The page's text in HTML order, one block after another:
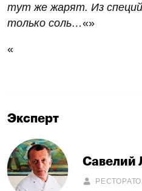
тут же жарят. Из
только соль…«»
«
Эксперт
Савелий